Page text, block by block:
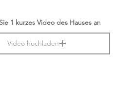
1 kurzes Video des Hauses an
Video hochladen